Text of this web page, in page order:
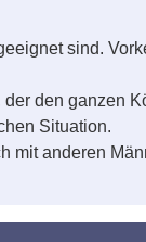
sind.
den ganzen
Situation.
mit anderen